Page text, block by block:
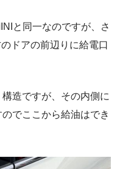
と同一なのですが、さ
ドアの前辺りに給電口
造ですが、その内側に
でここから給油はでき